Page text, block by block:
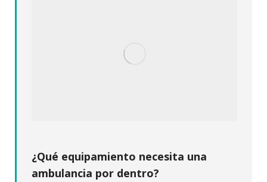
¿Qué equipamiento necesita una
ambulancia por dentro?